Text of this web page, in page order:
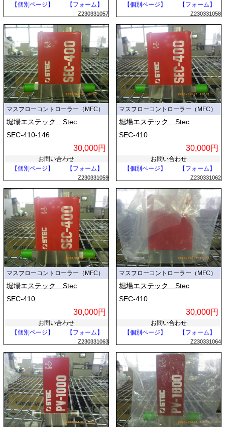
【個別ページ】
【フォーム】
Z230331057
【個別ページ】
【フォーム】
Z230331058
マスフローコントローラー（MFC）
堀場エステック Stec
SEC-410-146
30,000円
お問い合わせ
【個別ページ】
【フォーム】
Z230331059
マスフローコントローラー（MFC）
堀場エステック Stec
SEC-410
30,000円
お問い合わせ
【個別ページ】
【フォーム】
Z230331062
マスフローコントローラー（MFC）
堀場エステック Stec
SEC-410
30,000円
お問い合わせ
【個別ページ】
【フォーム】
Z230331063
マスフローコントローラー（MFC）
堀場エステック Stec
SEC-410
30,000円
お問い合わせ
【個別ページ】
【フォーム】
Z230331064